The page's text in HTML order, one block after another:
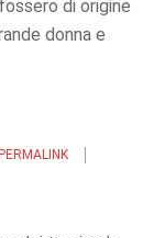
di origine
donna e
PERMALINK